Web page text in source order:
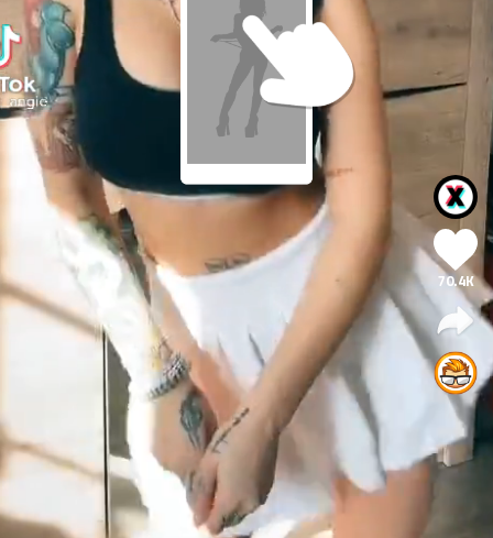
70.4K